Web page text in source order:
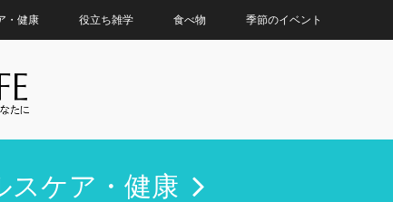
・健康 役立ち雑学 食べ物 季節のイベント
スケア・健康